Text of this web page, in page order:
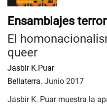
Ensamblajes
El
queer
Jasbir K.Puar
Bellaterra. Junio 2017
Jasbir K. Puar muestra la